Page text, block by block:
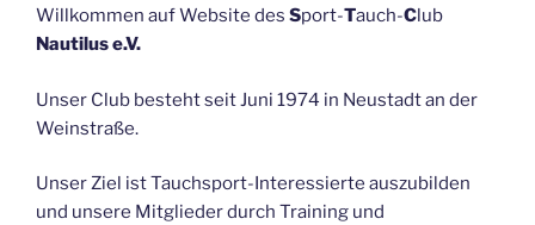
Willkommen auf Website des Sport-Tauch-C lub
Nautilus e.V.
Unser Club besteht seit Juni 1974 in Neustadt an der
Weinstraße.
Unser Ziel ist Tauchsport-Interessierte auszubilden
und unsere Mitglieder durch Training und